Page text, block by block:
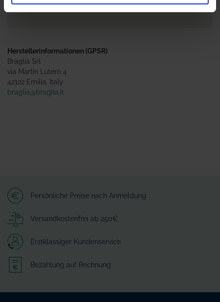
Jetzt 1 Ährenpunkt pro 1 Stück sichern.
Herstellerinformationen (GPSR)
Braglia Srl
via Martin Lutero 4
42122 Emilia, Italy
braglia@braglia.it
Persönliche Preise nach Anmeldung
Versandkostenfrei ab 250€
Erstklassiger Kundenservice
Bezahlung auf Rechnung